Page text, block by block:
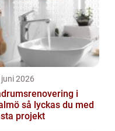
2026
i
lyckas du med
projekt